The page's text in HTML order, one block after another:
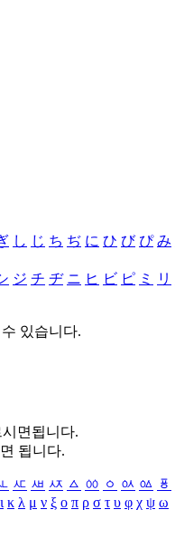
し じ ち ぢ に ひ び ぴ み
ジ チ ヂ ニ ヒ ビ ピ ミ リ
있습니다.
시면됩니다.
됩니다.
ㅼ ㅽ ㅾ ㅿ ㆀ ㆁ ㆂ ㆃ ㆄ
ι κ λ μ ν ξ ο π ρ σ τ υ φ χ ψ ω